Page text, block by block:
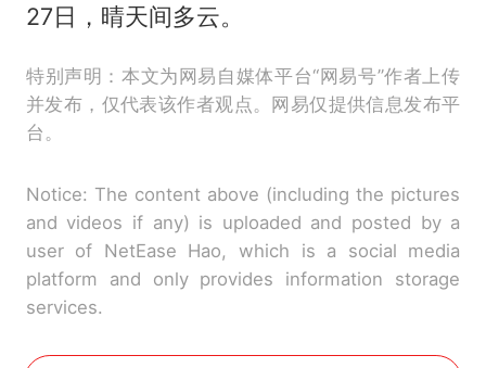
27日，晴天间多云。
特别声明：本文为网易自媒体平台“网易号”作者上传
并发布，仅代表该作者观点。网易仅提供信息发布平
台。
Notice: The content above (including the pictures
and videos if any) is uploaded and posted by a
user of NetEase Hao, which is a social media
platform and only provides information storage
services.